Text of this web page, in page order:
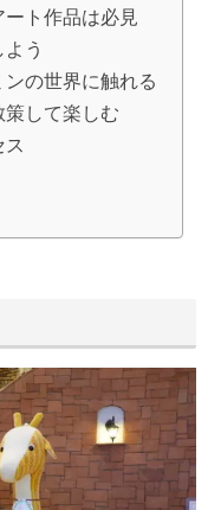
ト作品は必見
う
の世界に触れる
して楽しむ